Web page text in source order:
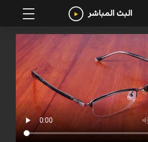
البث المباشر